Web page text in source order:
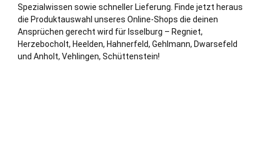
Spezialwissen sowie schneller Lieferung. Finde jetzt heraus
die Produktauswahl unseres Online-Shops die deinen
Ansprüchen gerecht wird für Isselburg – Regniet,
Herzebocholt, Heelden, Hahnerfeld, Gehlmann, Dwarsefeld
und Anholt, Vehlingen, Schüttenstein!